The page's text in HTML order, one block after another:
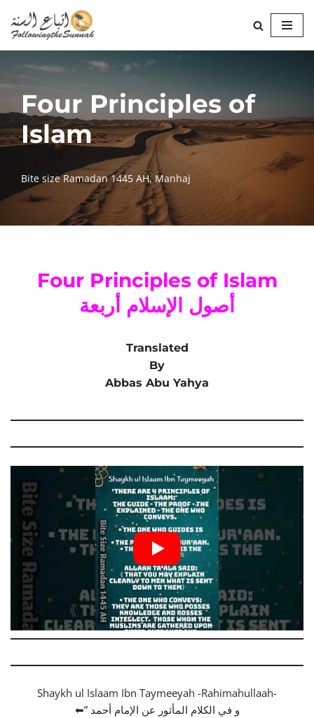
Skip
to
content
Four Principles of
Islam
Bite size Ramadan 1445 AH,Manhaj
Four Principles of Islam
أصول الإسلام أربعة
Translated
By
Abbas Abu Yahya
Shaykh ul Islaam Ibn Taymeeyah -Rahimahullaah-
⬅” و في الكلام المأثور عن الإمام أحمد